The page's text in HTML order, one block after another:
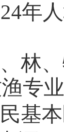
年
林
专
基